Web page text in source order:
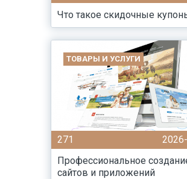
Что такое скидочные
ТОВАРЫ И УСЛУГИ
271
Профессиональное
сайтов и приложений